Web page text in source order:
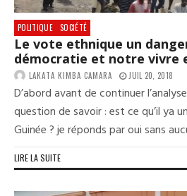
POLITIQUE SOCIÉTÉ
Le vote ethnique un
démocratie et notre vivre
LAKATA KIMBA CAMARA JUIL 20, 2018
D’abord avant de continuer
question de savoir : est ce qu’il ya
Guinée ? je réponds par oui sans
LIRE LA SUITE